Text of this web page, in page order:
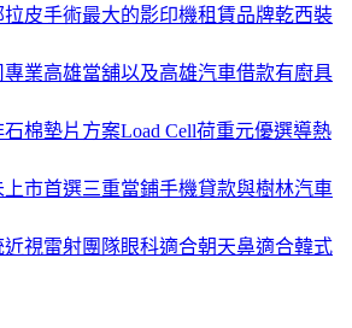
皮手術最大的影印機租賃品牌乾西裝
業高雄當舖以及高雄汽車借款有廚具
棉墊片方案Load Cell荷重元優選導熱
市首選三重當鋪手機貸款與樹林汽車
視雷射團隊眼科適合朝天鼻適合韓式